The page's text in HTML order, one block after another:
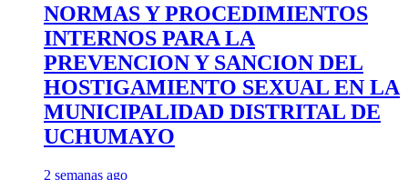
NORMAS Y PROCEDIMIENTOS
INTERNOS PARA LA
PREVENCION Y SANCION DEL
HOSTIGAMIENTO SEXUAL EN LA
MUNICIPALIDAD DISTRITAL DE
UCHUMAYO
2 semanas ago